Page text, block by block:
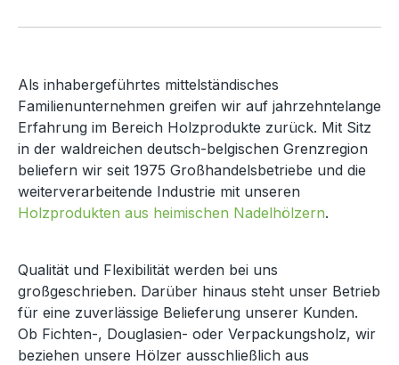
Als inhabergeführtes mittelständisches
Familienunternehmen greifen wir auf jahrzehntelange
Erfahrung im Bereich Holzprodukte zurück. Mit Sitz
in der waldreichen deutsch-belgischen Grenzregion
beliefern wir seit 1975 Großhandelsbetriebe und die
weiterverarbeitende Industrie mit unseren
Holzprodukten aus heimischen Nadelhölzern.
Qualität und Flexibilität werden bei uns
großgeschrieben. Darüber hinaus steht unser Betrieb
für eine zuverlässige Belieferung unserer Kunden.
Ob Fichten-, Douglasien- oder Verpackungsholz, wir
beziehen unsere Hölzer ausschließlich aus